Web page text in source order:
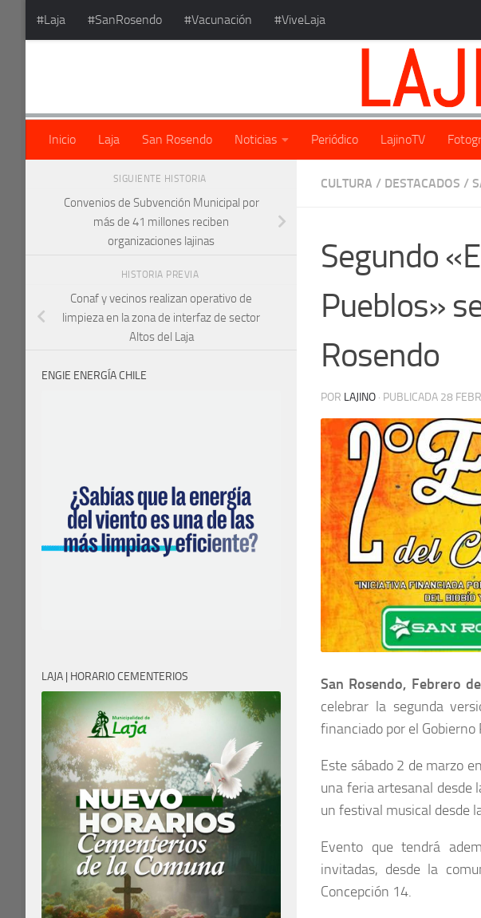
Saltar al contenido
#Laja #SanRosendo #Vacunación #ViveLaja
Inicio Laja San Rosendo Noticias Periódico LajinoTV
CULTURA / DESTACADOS /
Segundo
Pueblos»
Rosendo
POR LAJINO · PUBLICADA 28
San Rosendo, Febrero
celebrar la segunda
financiado por el
Este sábado 2 de marzo
una feria artesanal desde
un festival musical desde
Evento que tendrá
invitadas, desde la
Concepción 14.
SIGUIENTE HISTORIA
Convenios de Subvención Municipal por
más de 41 millones reciben
organizaciones lajinas
HISTORIA PREVIA
Conaf y vecinos realizan operativo de
limpieza en la zona de interfaz de sector
Altos del Laja
ENGIE ENERGÍA CHILE
LAJA | HORARIO CEMENTERIOS